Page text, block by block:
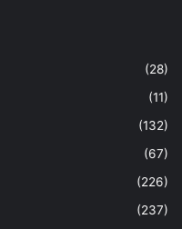
(28)
(11)
(132)
(67)
(226)
(237)